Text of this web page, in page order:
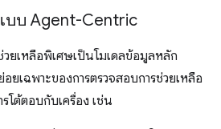
บบ Agent-Centric
ยเหลือพิเศษเป็นโมเดลข้อมูลหลัก
เฉพาะของการตรวจสอบการช่วยเหลือ
ต้ตอบกับเครื่อง เช่น